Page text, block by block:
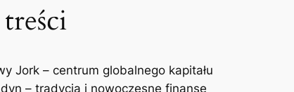
Jork – centrum globalnego kapitału
– tradycja i nowoczesne finanse